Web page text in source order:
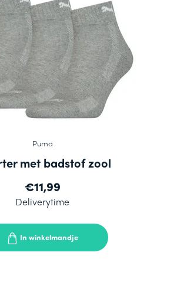
Puma
met badstof zool
€11,99
Deliverytime
In winkelmandje